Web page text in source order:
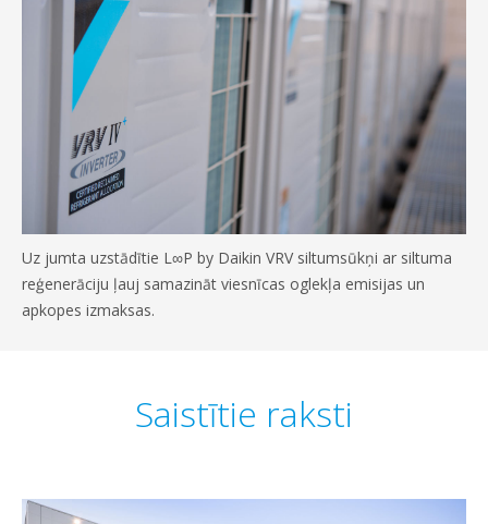
Uz jumta uzstādītie L∞P by Daikin VRV siltumsūkņi ar siltuma
reģenerāciju ļauj samazināt viesnīcas oglekļa emisijas un
apkopes izmaksas.
Saistītie raksti